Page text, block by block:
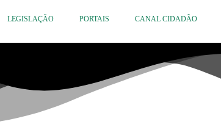
LEGISLAÇÃO PORTAIS CANAL CIDADÃO